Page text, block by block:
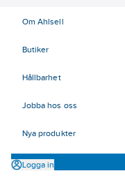
Om Ahlsell
Butiker
Hållbarhet
Jobba hos oss
Nya produkter
Logga in